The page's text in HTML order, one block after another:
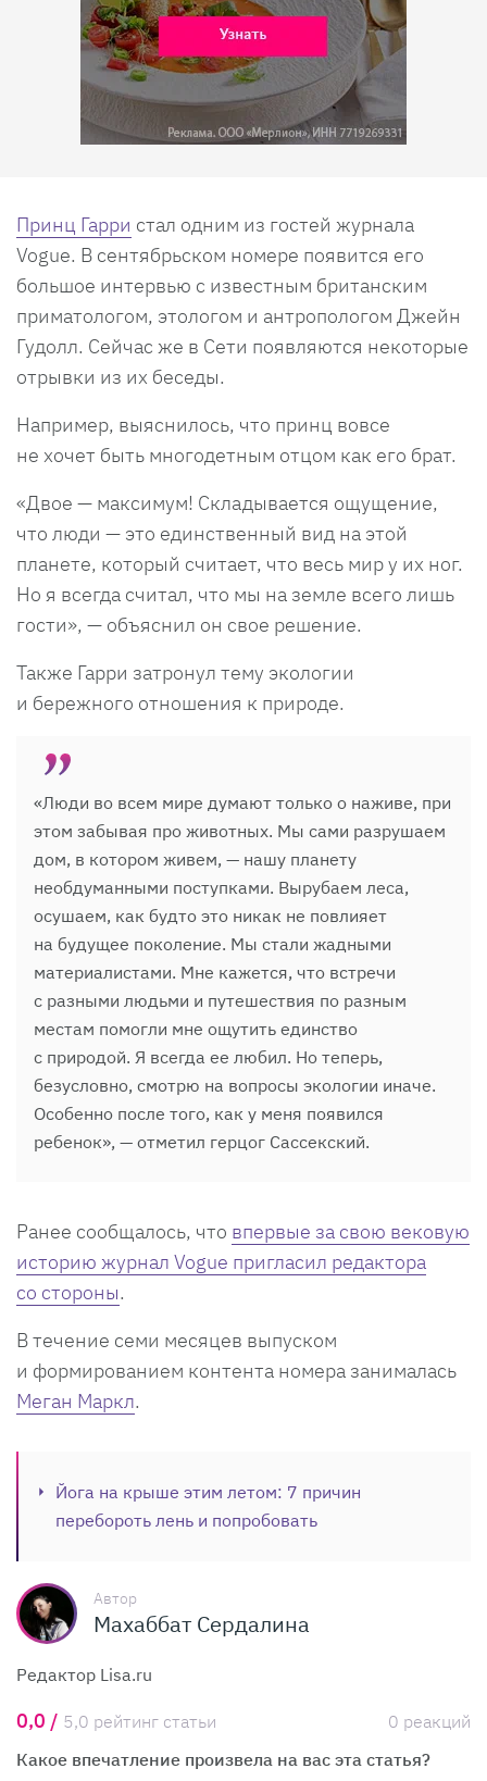
Принц Гарри стал одним из гостей журнала
Vogue. В сентябрьском номере появится его
большое интервью с известным британским
приматологом, этологом и антропологом Джейн
Гудолл. Сейчас же в Сети появляются некоторые
отрывки из их беседы.
Например, выяснилось, что принц вовсе
не хочет быть многодетным отцом как его брат.
«Двое — максимум! Складывается ощущение,
что люди — это единственный вид на этой
планете, который считает, что весь мир у их ног.
Но я всегда считал, что мы на земле всего лишь
гости», — объяснил он свое решение.
Также Гарри затронул тему экологии
и бережного отношения к природе.
«Люди во всем мире думают только о наживе, при
этом забывая про животных. Мы сами разрушаем
дом, в котором живем, — нашу планету
необдуманными поступками. Вырубаем леса,
осушаем, как будто это никак не повлияет
на будущее поколение. Мы стали жадными
материалистами. Мне кажется, что встречи
с разными людьми и путешествия по разным
местам помогли мне ощутить единство
с природой. Я всегда ее любил. Но теперь,
безусловно, смотрю на вопросы экологии иначе.
Особенно после того, как у меня появился
ребенок», — отметил герцог Сассекский.
Ранее сообщалось, что впервые за свою вековую
историю журнал Vogue пригласил редактора
со стороны.
В течение семи месяцев выпуском
и формированием контента номера занималась
Меган Маркл.
Йога на крыше этим летом: 7 причин
перебороть лень и попробовать
Автор
Махаббат Сердалина
Редактор Lisa.ru
0,0 / 5,0 рейтинг статьи
0 реакций
Какое впечатление произвела на вас эта статья?